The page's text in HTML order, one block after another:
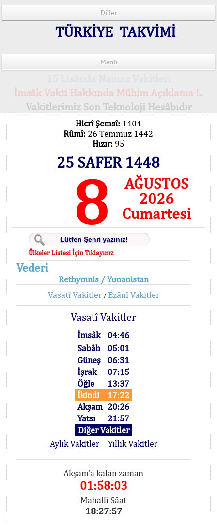
Diller
TÜRKİYE TAKVİMİ
Menü
İmsâk Vakti Hakkında Mühim Açıklama !..
Vakitlerimiz Son Teknoloji Hesâbıdır
Hicrî Şemsî: 1404
Rûmî: 26 Temmuz 1442
Hızır: 95
25 SAFER 1448
8
AĞUSTOS
2026
Cumartesi
Ülkeler Listesi İçin Tıklayınız
Vederi
Rethymnis / Yunanistan
Vasatî Vakitler/ Ezânî Vakitler
Vasatî Vakitler
İmsâk
04:46
Sabâh
05:01
Güneş
06:31
İşrak
07:15
Öğle
13:37
İkindi
17:22
Akşam 20:26
Yatsı
21:57
Diğer Vakitler
Aylık Vakitler
Yıllık Vakitler
Akşam'a kalan zaman
01:58:03
Mahallî Sâat
18:27:57